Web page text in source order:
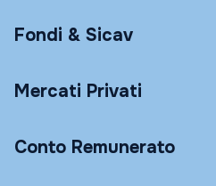
Fondi & Sicav
Mercati Privati
Conto Remunerato